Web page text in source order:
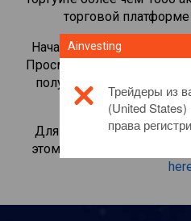
торговой платформе
Начать торговать CFD-
Просматривайте
получайте дивиденды,
самой
Для получения
этом инвестиционном
Ainvesting
Трейдеры из
(United
права